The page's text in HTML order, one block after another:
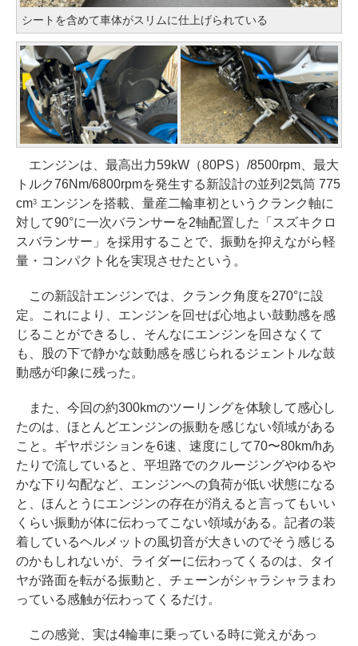
シートを含めて車体がスリムに仕上げられている
エンジンは、最高出力59kW（80PS）/8500rpm、最大
トルク76Nm/6800rpmを発生する新設計の並列2気筒 775
cm3エンジンを搭載、量産二輪車初というクランク軸に
対して90°に一次バランサーを2軸配置した「スズキクロ
スバランサー」を採用することで、振動を抑えながら軽
量・コンパクト化を実現させたという。
この新設計エンジンでは、クランク角度を270°に設
定。これにより、エンジンを回せば心地よい鼓動感を感
じることができるし、そんなにエンジンを回さなくて
も、股の下で静かな鼓動感を感じられるジェントルな鼓
動感が印象に残った。
また、今回の約300kmのツーリングを体験して感心し
たのは、ほとんどエンジンの振動を感じない領域がある
こと。ギヤポジションを6速、速度にして70〜80km/hあ
たりで流していると、平坦路でのクルージングやゆるや
かな下り勾配など、エンジンへの負荷が低い状態になる
と、ほんとうにエンジンの存在が消えると言ってもいい
くらい振動が体に伝わってこない領域がある。記者の装
着しているヘルメットの風切音が大きいのでそう感じる
のかもしれないが、ライダーに伝わってくるのは、タイ
ヤが路面を転がる振動と、チェーンがシャラシャラまわ
っている感触が伝わってくるだけ。
この感覚、実は4輪車に乗っている時に覚えがあっ